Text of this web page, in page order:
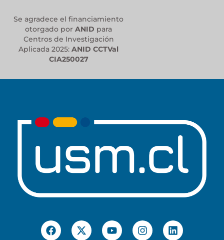
Se agradece el financiamiento
otorgado por ANID para
Centros de Investigación
Aplicada 2025: ANID CCTVal
CIA250027